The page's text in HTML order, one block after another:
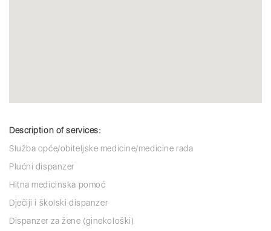
Description of services:
Služba opće/obiteljske medicine/medicine rada
Plućni dispanzer
Hitna medicinska pomoć
Dječiji i školski dispanzer
Dispanzer za žene (ginekološki)